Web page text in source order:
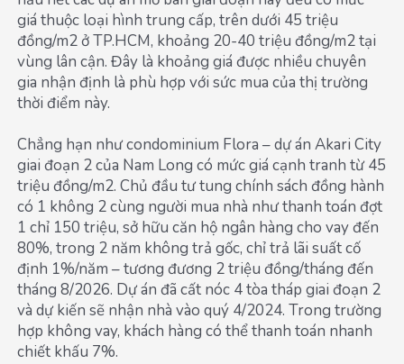
giá thuộc loại hình trung cấp, trên dưới 45 triệu
đồng/m2 ở TP.HCM, khoảng 20-40 triệu đồng/m2 tại
vùng lân cận. Đây là khoảng giá được nhiều chuyên
gia nhận định là phù hợp với sức mua của thị trường
thời điểm này.
Chẳng hạn như condominium Flora – dự án Akari City
giai đoạn 2 của Nam Long có mức giá cạnh tranh từ 45
triệu đồng/m2. Chủ đầu tư tung chính sách đồng hành
có 1 không 2 cùng người mua nhà như thanh toán đợt
1 chỉ 150 triệu, sở hữu căn hộ ngân hàng cho vay đến
80%, trong 2 năm không trả gốc, chỉ trả lãi suất cố
định 1%/năm – tương đương 2 triệu đồng/tháng đến
tháng 8/2026. Dự án đã cất nóc 4 tòa tháp giai đoạn 2
và dự kiến sẽ nhận nhà vào quý 4/2024. Trong trường
hợp không vay, khách hàng có thể thanh toán nhanh
chiết khấu 7%.